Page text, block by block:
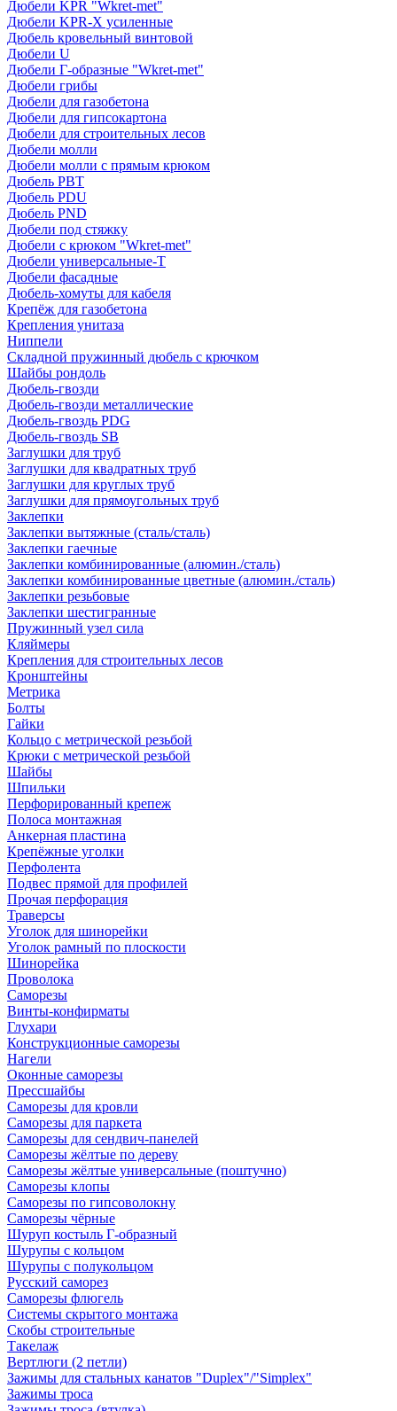
Дюбели KPR "Wkret-met"
Дюбели KPR-Х усиленные
Дюбель кровельный винтовой
Дюбели U
Дюбели Г-образные "Wkret-met"
Дюбели грибы
Дюбели для газобетона
Дюбели для гипсокартона
Дюбели для строительных лесов
Дюбели молли
Дюбели молли с прямым крюком
Дюбель PBT
Дюбель PDU
Дюбель PND
Дюбели под стяжку
Дюбели с крюком "Wkret-met"
Дюбели универсальные-Т
Дюбели фасадные
Дюбель-хомуты для кабеля
Крепёж для газобетона
Крепления унитаза
Ниппели
Складной пружинный дюбель с крючком
Шайбы рондоль
Дюбель-гвозди
Дюбель-гвозди металлические
Дюбель-гвоздь PDG
Дюбель-гвоздь SB
Заглушки для труб
Заглушки для квадратных труб
Заглушки для круглых труб
Заглушки для прямоугольных труб
Заклепки
Заклепки вытяжные (сталь/сталь)
Заклепки гаечные
Заклепки комбинированные (алюмин./сталь)
Заклепки комбинированные цветные (алюмин./сталь)
Заклепки резьбовые
Заклепки шестигранные
Пружинный узел сила
Кляймеры
Крепления для строительных лесов
Кронштейны
Метрика
Болты
Гайки
Кольцо с метрической резьбой
Крюки с метрической резьбой
Шайбы
Шпильки
Перфорированный крепеж
Полоса монтажная
Анкерная пластина
Крепёжные уголки
Перфолента
Подвес прямой для профилей
Прочая перфорация
Траверсы
Уголок для шинорейки
Уголок рамный по плоскости
Шинорейка
Проволока
Саморезы
Винты-конфирматы
Глухари
Конструкционные саморезы
Нагели
Оконные саморезы
Прессшайбы
Саморезы для кровли
Саморезы для паркета
Саморезы для сендвич-панелей
Саморезы жёлтые по дереву
Саморезы жёлтые универсальные (поштучно)
Саморезы клопы
Саморезы по гипсоволокну
Саморезы чёрные
Шуруп костыль Г-образный
Шурупы с кольцом
Шурупы с полукольцом
Русский саморез
Саморезы флюгель
Системы скрытого монтажа
Скобы строительные
Такелаж
Вертлюги (2 петли)
Зажимы для стальных канатов "Duplex"/"Simplex"
Зажимы троса